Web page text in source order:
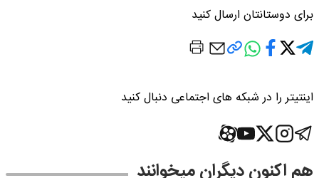
برای دوستانتان ارسال کنید
اینتیتر را در شبکه های اجتماعی دنبال کنید
هم اکنون دیگران میخوانند